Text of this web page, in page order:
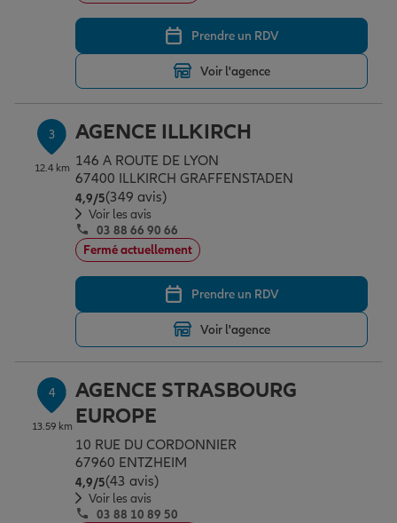
Garantie des accidents de la vie
Assurance scolaire
Protection juridique
Tous nos devis d'assurance
Prendre un RDV
Voir l'agence
3
12.4 km
AGENCE ILLKIRCH
146 A ROUTE DE LYON
67400 ILLKIRCH GRAFFENSTADEN
4,9/5Note de 4.9 sur 5
(349 avis)
Voir les avis
03 88 66 90 66
Fermé actuellement
Prendre un RDV
Voir l'agence
4
13.59 km
AGENCE STRASBOURG
EUROPE
10 RUE DU CORDONNIER
67960 ENTZHEIM
4,9/5Note de 4.9 sur 5
(43 avis)
Voir les avis
03 88 10 89 50